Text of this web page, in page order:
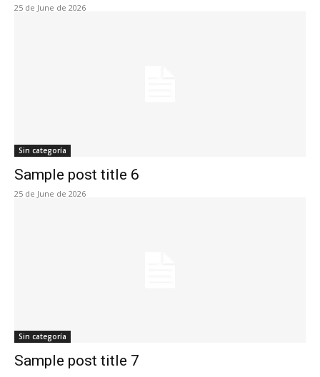
25 de June de 2026
Sin categoría
Sample post title 6
25 de June de 2026
Sin categoría
Sample post title 7